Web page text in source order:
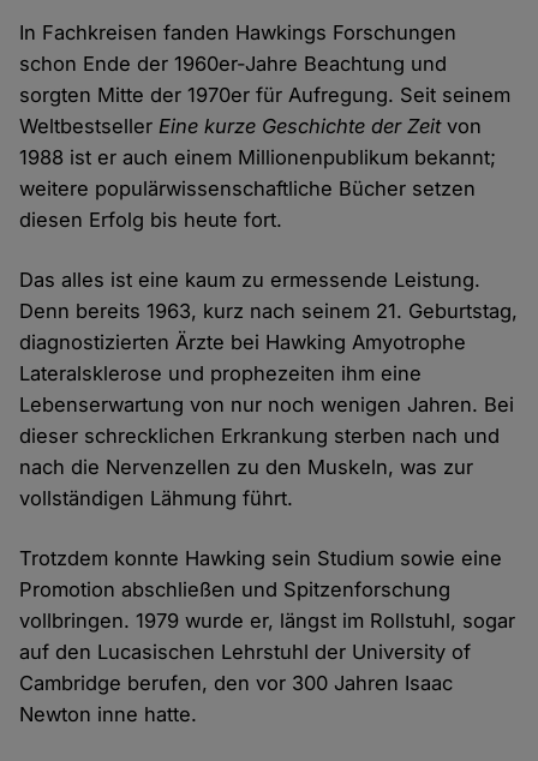
In Fachkreisen fanden Hawkings Forschungen
schon Ende der 1960er-Jahre Beachtung und
sorgten Mitte der 1970er für Aufregung. Seit seinem
WeltbestsellerEine kurze Geschichte der Zeitvon
1988 ist er auch einem Millionenpublikum bekannt;
weitere populärwissenschaftliche Bücher setzen
diesen Erfolg bis heute fort.
Das alles ist eine kaum zu ermessende Leistung.
Denn bereits 1963, kurz nach seinem 21. Geburtstag,
diagnostizierten Ärzte bei Hawking Amyotrophe
Lateralsklerose und prophezeiten ihm eine
Lebenserwartung von nur noch wenigen Jahren. Bei
dieser schrecklichen Erkrankung sterben nach und
nach die Nervenzellen zu den Muskeln, was zur
vollständigen Lähmung führt.
Trotzdem konnte Hawking sein Studium sowie eine
Promotion abschließen und Spitzenforschung
vollbringen. 1979 wurde er, längst im Rollstuhl, sogar
auf den Lucasischen Lehrstuhl der University of
Cambridge berufen, den vor 300 Jahren Isaac
Newton inne hatte.